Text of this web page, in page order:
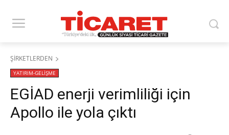
ŞİRKETLERDEN
YATIRIM-GELİŞME
EGİAD enerji verimliliği için
Apollo ile yola çıktı